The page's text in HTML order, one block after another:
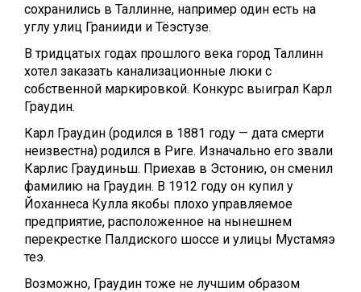
сохранились в Таллинне, например один есть на
углу улиц Гранииди и Тёэстузе.
В тридцатых годах прошлого века город Таллинн
хотел заказать канализационные люки с
собственной маркировкой. Конкурс выиграл Карл
Граудин.
Карл Граудин (родился в 1881 году — дата смерти
неизвестна) родился в Риге. Изначально его звали
Карлис Граудиньш. Приехав в Эстонию, он сменил
фамилию на Граудин. В 1912 году он купил у
Йоханнеса Кулла якобы плохо управляемое
предприятие, расположенное на нынешнем
перекрестке Палдиского шоссе и улицы Мустамяэ
теэ.
Возможно, Граудин тоже не лучшим образом